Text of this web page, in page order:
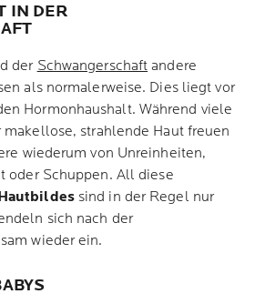
IN DER
der Schwangerschaft andere
als normalerweise. Dies liegt vor
Hormonhaushalt. Während viele
makellose, strahlende Haut freuen
wiederum von Unreinheiten,
oder Schuppen. All diese
sind in der Regel nur
sich nach der
wieder ein.